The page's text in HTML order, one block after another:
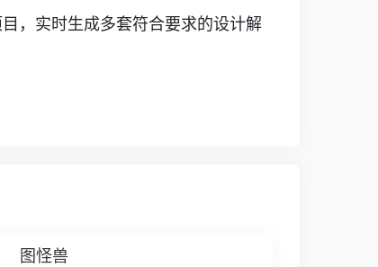
，实时生成多套符合要求的设计解
图怪兽